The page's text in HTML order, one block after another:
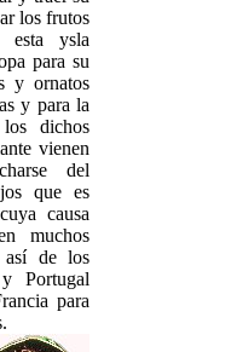
los frutos
ysla
para su
y ornatos
y para la
dichos
vienen
del
que es
causa
muchos
así de los
Portugal
para